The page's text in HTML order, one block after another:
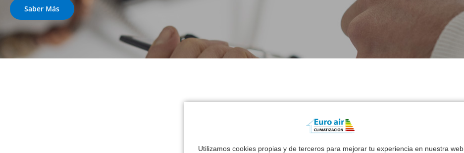
Utilizamos cookies propias y de terceros para mejorar tu experiencia en nuestra web
Saber Más
Productos Relacionados